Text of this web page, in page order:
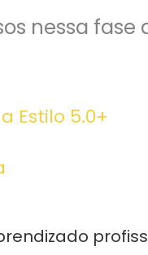
nessa fase
Estilo 5.0+